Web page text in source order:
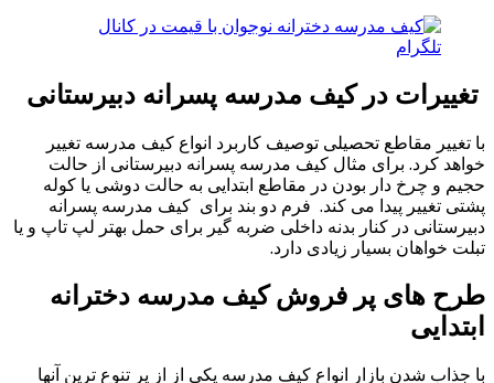
تغییرات در کیف مدرسه پسرانه دبیرستانی
با تغییر مقاطع تحصیلی توصیف کاربرد انواع کیف مدرسه تغییر
خواهد کرد. برای مثال کیف مدرسه پسرانه دبیرستانی از حالت
حجیم و چرخ دار بودن در مقاطع ابتدایی به حالت دوشی یا کوله
پشتی تغییر پیدا می کند. فرم دو بند برای کیف مدرسه پسرانه
دبیرستانی در کنار بدنه داخلی ضربه گیر برای حمل بهتر لپ تاپ و یا
تبلت خواهان بسیار زیادی دارد.
طرح های پر فروش کیف مدرسه دخترانه
ابتدایی
با جذاب شدن بازار انواع کیف مدرسه یکی از از پر تنوع ترین آنها